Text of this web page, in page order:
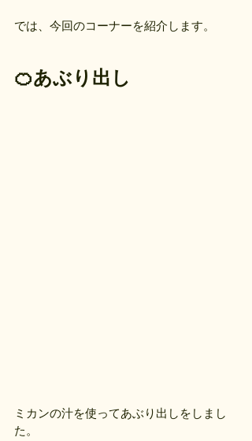
では、今回のコーナーを紹介します。
🍊あぶり出し
ミカンの汁を使ってあぶり出しをしまし
た。